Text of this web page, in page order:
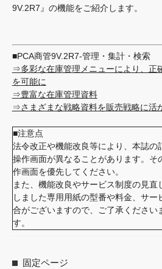
9V.2R7』の機能をご紹介します。
■PCA商管9V.2R7-管理・集計・検索
⇒多彩な在庫管理メニューにより、正
を可能に
⇒豊富な在庫管理資料
⇒さまざまな戦略資料を販売戦略に活
■注意点
法令改正や機能改良等により、本誌の
操作画面が異なることがあります。そ
作画面を優先してください。
また、機能改良やサービス制度の見
しました専用用紙の型番や料金、サ
合がございますので、ご了承ください
す。
固定ページ